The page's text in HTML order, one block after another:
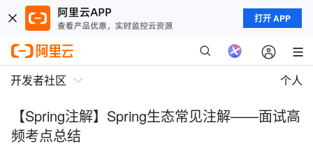
打开 APP
开发者社区 个人
【Spring注解】Spring生态常见注解——面试高
频考点总结